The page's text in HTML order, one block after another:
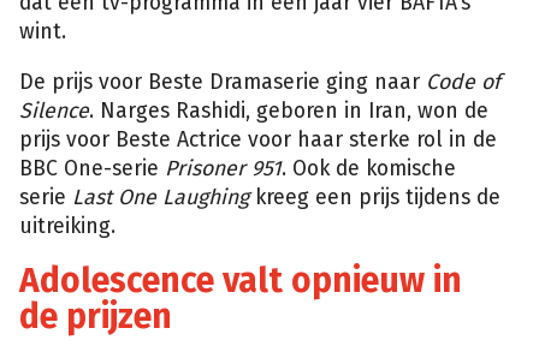
wint.
De prijs voor Beste Dramaserie ging naar Code of
Silence. Narges Rashidi, geboren in Iran, won de
prijs voor Beste Actrice voor haar sterke rol in de
BBC One-serie Prisoner 951. Ook de komische
serie Last One Laughingkreeg een prijs tijdens de
uitreiking.
Adolescence valt opnieuw in
de prijzen